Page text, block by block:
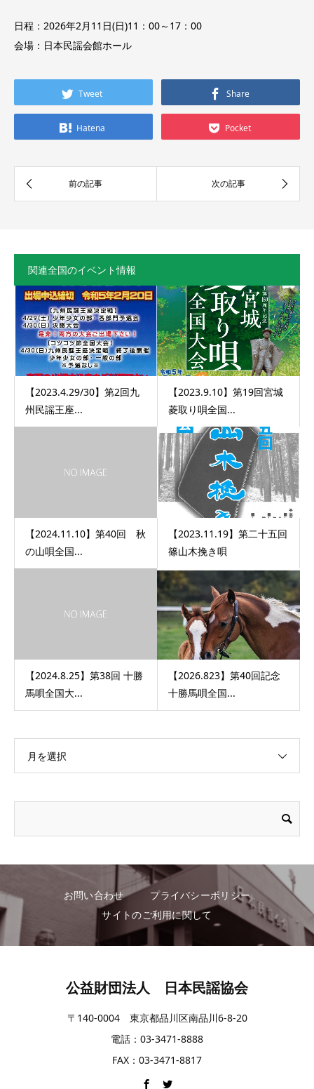
日程：2026年2月11日(日)11：00～17：00
会場：日本民謡会館ホール
Tweet Share
Hatena Pocket
関連全国のイベント情報
【2023.4.29/30】第2回九
州民謡王座...
【2023.9.10】第19回宮城
菱取り唄全国...
【2024.11.10】第40回 秋
の山唄全国...
【2023.11.19】第二十五回
篠山木挽き唄
【2024.8.25】第38回 十勝
馬唄全国大...
【2026.823】第40回記念
十勝馬唄全国...
月を選択
お問い合わせ
プライバシーポリシー
サイトのご利用に関して
公益財団法人 日本民謡協会
〒140-0004 東京都品川区南品川6-8-20
電話：03-3471-8888
FAX：03-3471-8817